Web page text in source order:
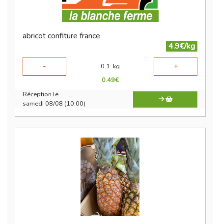
abricot confiture france
4.9€/kg
-
0.1 kg +
0.49€
Réception le
samedi 08/08 (10:00)